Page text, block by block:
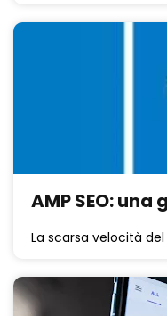
AMP SEO:
La scarsa velocità